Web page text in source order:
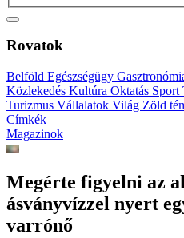
Rovatok
Belföld Egészségügy
Közlekedés Kultúra Oktatás Sport
Turizmus Vállalatok Világ Zöld
Címkék
Magazinok
Megérte figyelni az
ásványvízzel nyert
varrónő